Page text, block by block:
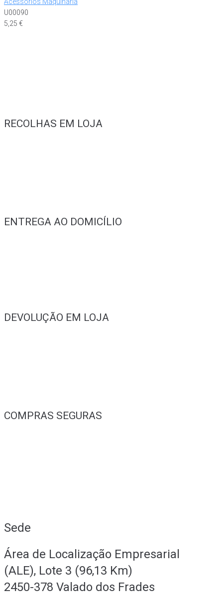
U00090
5,25 €
RECOLHAS EM LOJA
ENTREGA AO DOMICÍLIO
DEVOLUÇÃO EM LOJA
COMPRAS SEGURAS
Sede
Área de Localização Empresarial
(ALE), Lote 3 (96,13 Km)
2450-378 Valado dos Frades